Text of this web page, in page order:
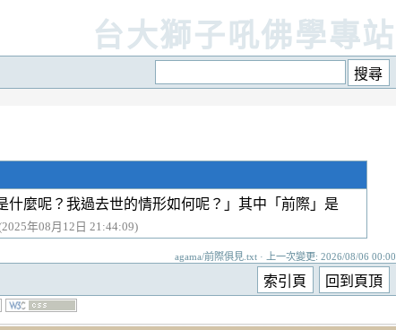
台大獅子吼佛學專站
麼呢？我過去世的情形如何呢？」其中「前際」是
年08月12日 21:44:09)
agama/前際俱見.txt · 上一次變更: 2026/08/06 00:00